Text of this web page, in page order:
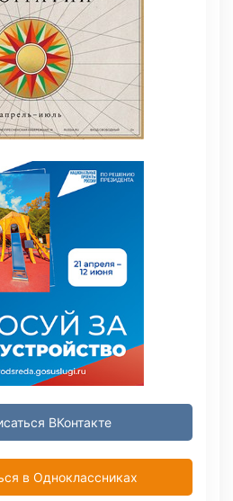
ВКонтакте
в Одноклассниках